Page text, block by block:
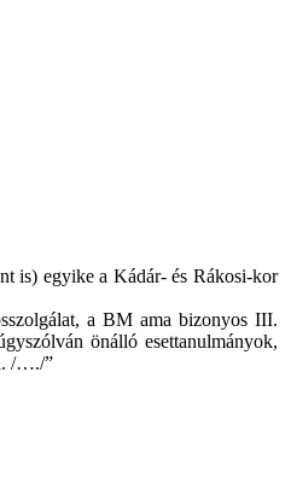
is) egyike a Kádár- és Rákosi-kor
a BM ama bizonyos III.
önálló esettanulmányok,
/…./”